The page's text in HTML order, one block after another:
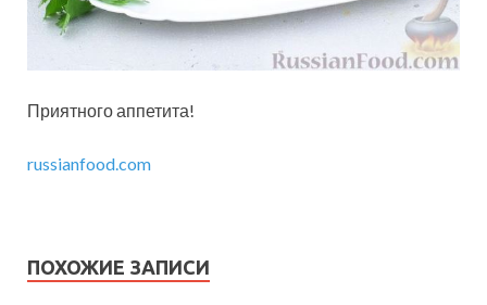
Приятного аппетита!
russianfood.com
ПОХОЖИЕ ЗАПИСИ